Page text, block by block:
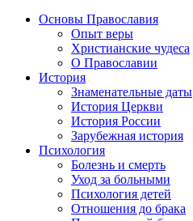
Основы Православия
Опыт веры
Христианские чудеса
О Православии
История
Знаменательные даты
История Церкви
История России
Зарубежная история
Психология
Болезнь и смерть
Уход за больными
Психология детей
Отношения до брака